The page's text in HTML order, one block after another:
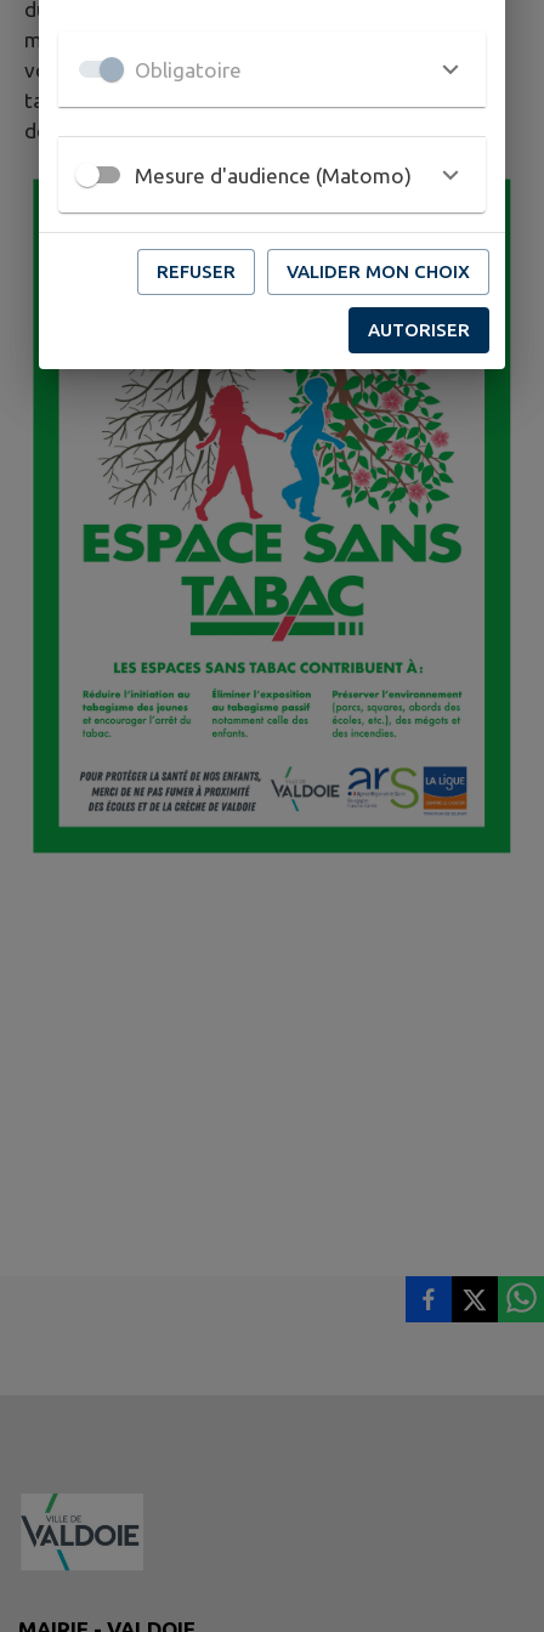
du tabac ! Alors, pourquoi ne pas faire les deux en
même temps ? Parlez-en à votre sage-femme ou à
votre médecin. Vous pouvez aussi consulter le site
tabac-info-service.fr ou contacter un professionnel
de l’arrêt du tabac au 39 89.
Obligatoire
Mesure d'audience (Matomo)
REFUSER VALIDER MON CHOIX
AUTORISER